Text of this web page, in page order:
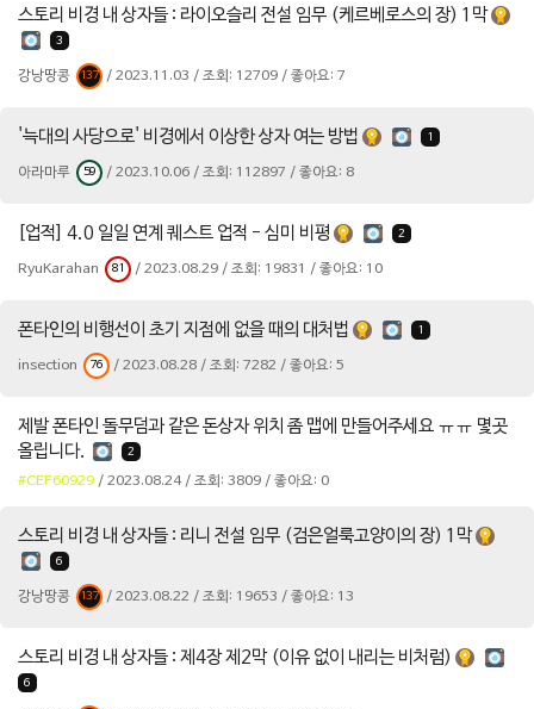
스토리 비경 내 상자들 : 라이오슬리 전설 임무 (케르베로스의 장) 1막
3
강낭땅콩 137 / 2023.11.03 / 조회: 12709 / 좋아요: 7
'늑대의 사당으로' 비경에서 이상한 상자 여는 방법 1
아라마루 59 / 2023.10.06 / 조회: 112897 / 좋아요: 8
[업적] 4.0 일일 연계 퀘스트 업적 - 심미 비평 2
RyuKarahan 81 / 2023.08.29 / 조회: 19831 / 좋아요: 10
폰타인의 비행선이 초기 지점에 없을 때의 대처법 1
insection 76 / 2023.08.28 / 조회: 7282 / 좋아요: 5
제발 폰타인 돌무덤과 같은 돈상자 위치 좀 맵에 만들어주세요 ㅠㅠ 몇곳
올립니다.
2
#CEF60929 / 2023.08.24 / 조회: 3809 / 좋아요: 0
스토리 비경 내 상자들 : 리니 전설 임무 (검은얼룩고양이의 장) 1막
6
강낭땅콩 137 / 2023.08.22 / 조회: 19653 / 좋아요: 13
스토리 비경 내 상자들 : 제4장 제2막 (이유 없이 내리는 비처럼)
6